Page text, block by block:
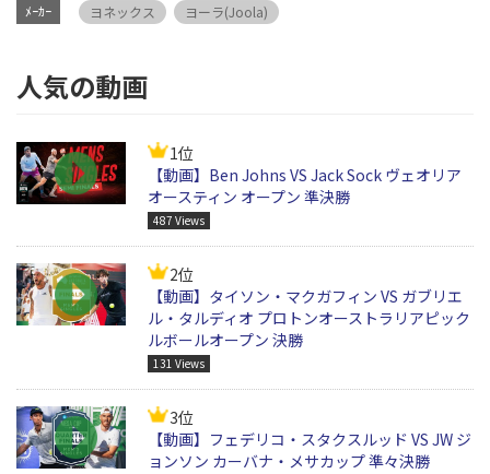
ﾒｰｶｰ ヨネックス ヨーラ(Joola)
人気の動画
1位
【動画】Ben Johns VS Jack Sock ヴェオリア
オースティン オープン 準決勝
487 Views
2位
【動画】タイソン・マクガフィン VS ガブリエ
ル・タルディオ プロトンオーストラリアピック
ルボールオープン 決勝
131 Views
3位
【動画】フェデリコ・スタクスルッド VS JW ジ
ョンソン カーバナ・メサカップ 準々決勝